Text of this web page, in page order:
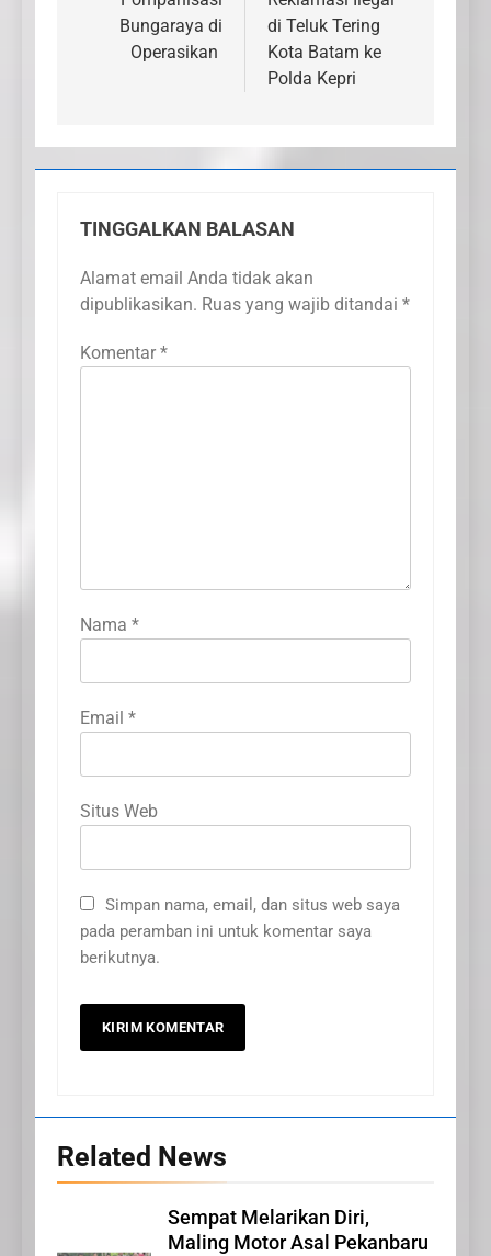
Bungaraya di
Operasikan
di Teluk Tering
Kota Batam ke
Polda Kepri
TINGGALKAN BALASAN
Alamat email Anda tidak akan
dipublikasikan. Ruas yang wajib ditandai *
Komentar *
Nama *
Email *
Situs Web
Simpan nama, email, dan situs web saya
pada peramban ini untuk komentar saya
berikutnya.
Related News
Sempat Melarikan Diri,
Maling Motor Asal Pekanbaru
20
Selamat Hari Kebangkitan
Nasional